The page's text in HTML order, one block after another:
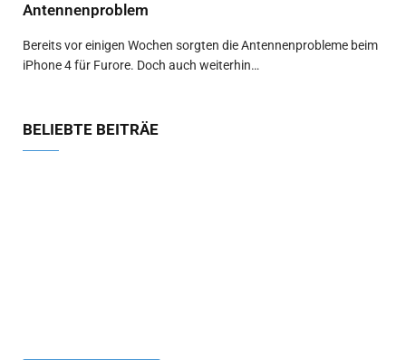
Antennenproblem
Bereits vor einigen Wochen sorgten die Antennenprobleme beim
iPhone 4 für Furore. Doch auch weiterhin…
BELIEBTE BEITRÄE